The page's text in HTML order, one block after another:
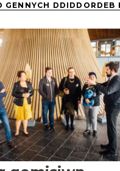
GENNYCH DDIDDORDEB